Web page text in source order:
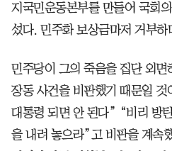
지국민운동본부를 만들어 국회
섰다. 민주화 보상금마저 거부하
민주당이 그의 죽음을 집단 외면
장동 사건을 비판했기 때문일 것
대통령 되면 안 된다” “비리 방
을 내려 놓으라”고 비판을 계속